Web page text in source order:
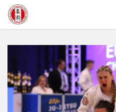
Zum Inhalt springen